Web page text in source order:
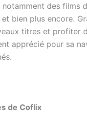
des films
bien plus encore.
titres et profiter
apprécié pour sa
de Coflix